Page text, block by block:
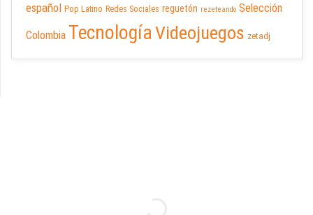
español Pop Latino Redes Sociales reguetón rezeteando Selección
Colombia TecnologíaVideojuegos zetadj